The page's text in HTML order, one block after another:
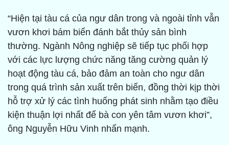
“Hiện tại tàu cá của ngư dân trong và ngoài tỉnh vẫn
vươn khơi bám biển đánh bắt thủy sản bình
thường. Ngành Nông nghiệp sẽ tiếp tục phối hợp
với các lực lượng chức năng tăng cường quản lý
hoạt động tàu cá, bảo đảm an toàn cho ngư dân
trong quá trình sản xuất trên biển, đồng thời kịp thời
hỗ trợ xử lý các tình huống phát sinh nhằm tạo điều
kiện thuận lợi nhất để bà con yên tâm vươn khơi”,
ông Nguyễn Hữu Vinh nhấn mạnh.